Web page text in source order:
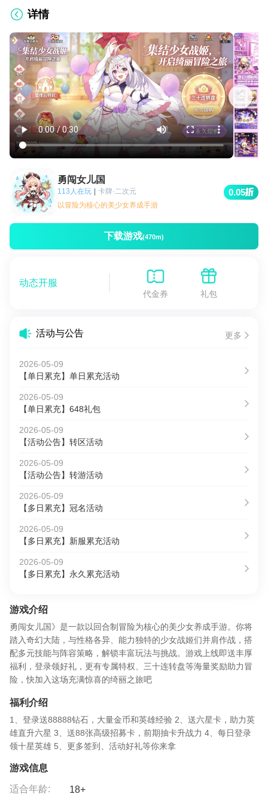
详情
勇闯女儿国
113人在玩 | 卡牌·二次元
以冒险为核心的美少女养成手游
0.05
下载游戏(470m)
动态开服
代金券 礼包
活动与公告 更多
2026-05-09
【单日累充】单日累充活动
2026-05-09
【单日累充】648礼包
2026-05-09
【活动公告】转区活动
2026-05-09
【活动公告】转游活动
2026-05-09
【多日累充】冠名活动
2026-05-09
【多日累充】新服累充活动
2026-05-09
【多日累充】永久累充活动
游戏介绍
勇闯女儿国》是一款以回合制冒险为核心的美少女养成手游。你将
踏入奇幻大陆，与性格各异、能力独特的少女战姬们并肩作战，搭
配多元技能与阵容策略，解锁丰富玩法与挑战。游戏上线即送丰厚
福利，登录领好礼，更有专属特权、三十连转盘等海量奖励助力冒
险，快加入这场充满惊喜的绮丽之旅吧
福利介绍
1、登录送88888钻石，大量金币和英雄经验 2、送六星卡，助力英
雄直升六星 3、送88张高级招募卡，前期抽卡升战力 4、每日登录
领十星英雄 5、更多签到、活动好礼等你来拿
游戏信息
适合年龄: 18+